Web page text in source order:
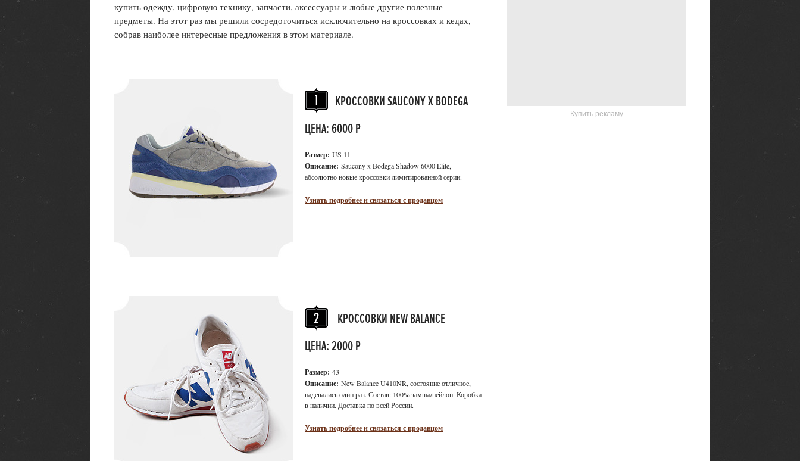
купить одежду, цифровую технику, запчасти, аксессуары и любые другие полезные
предметы. На этот раз мы решили сосредоточиться исключительно на кроссовках и кедах,
собрав наиболее интересные предложения в этом материале.
КРОССОВКИ SAUCONY X BODEGA
ЦЕНА: 6000 Р
Размер: US 11
Описание: Saucony x Bodega Shadow 6000 Elite,
абсолютно новые кроссовки лимитированной серии.
Узнать подробнее и связаться с продавцом
КРОССОВКИ NEW BALANCE
ЦЕНА: 2000 Р
Размер: 43
Описание: New Balance U410NR, состояние отличное,
надевались один раз. Состав: 100% замша/нейлон. Коробка
в наличии. Доставка по всей России.
Узнать подробнее и связаться с продавцом
Купить рекламу